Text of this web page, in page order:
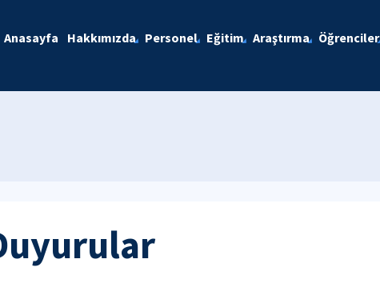
Anasayfa Hakkımızda Personel Eğitim Araştırma Öğrenciler